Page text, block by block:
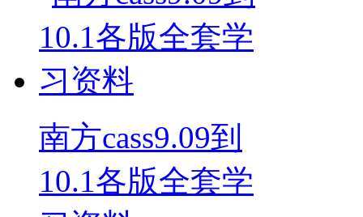
南方cass9.09到
10.1各版全套学